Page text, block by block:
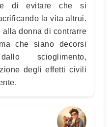
di evitare che si
la vita altrui.
alla donna di contrarre
che siano decorsi
scioglimento,
degli effetti civili